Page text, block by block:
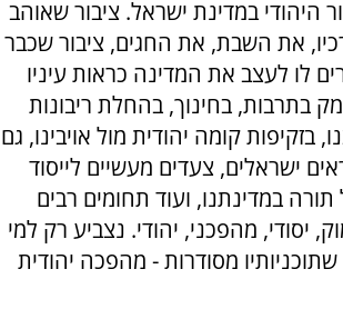
היהודי במדינת ישראל. ציבור שאוהב
את השבת, את החגים, ציבור שכבר
לו לעצב את המדינה כראות עיניו
בתרבות, בחינוך, בהחלת ריבונות
בזקיפות קומה יהודית מול אויבינו, גם
ישראלים, צעדים מעשיים לייסוד
במדינתנו, ועוד תחומים רבים
יסודי, מהפכני, יהודי. נצביע רק למי
שתוכניותיו מסודרות - מהפכה יהודית